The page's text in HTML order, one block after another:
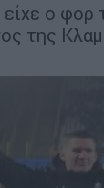
είχε ο
της